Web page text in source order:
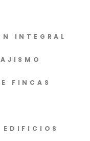
INTEGRAL
FINCAS